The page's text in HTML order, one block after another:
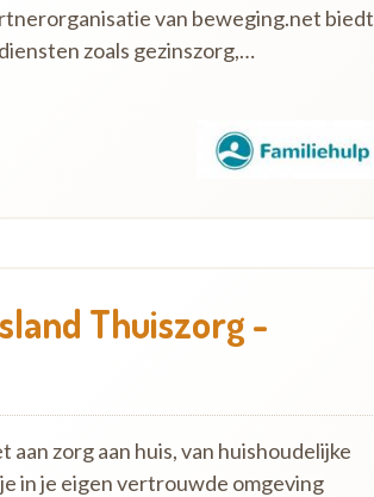
van beweging.net biedt
zoals gezinszorg,…
Thuiszorg -
zorg aan huis, van huishoudelijke
in je eigen vertrouwde omgeving